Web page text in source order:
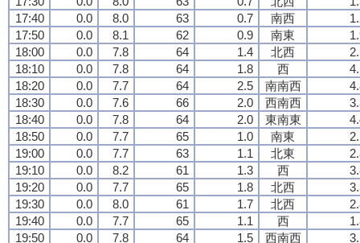
17:40
0.0 8.0 63 0.7 南西
17:50
0.0 8.1 62 0.9 南東
18:00
0.0 7.8 64 1.4 北西
18:10
0.0 7.8 64 1.8 西
18:20
0.0 7.7 64 2.5 南南西
18:30
0.0 7.6 66 2.0 西南西
18:40
0.0 7.8 64 2.0 東南東
18:50
0.0 7.7 65 1.0 南東
19:00
0.0 7.7 63 1.1 北東
19:10
0.0 8.2 61 1.3 西
19:20
0.0 7.7 65 1.8 北西
19:30
0.0 8.0 61 1.7 北西
19:40
0.0 7.7 65 1.1 西
19:50
0.0 7.8 64 1.5 西南西